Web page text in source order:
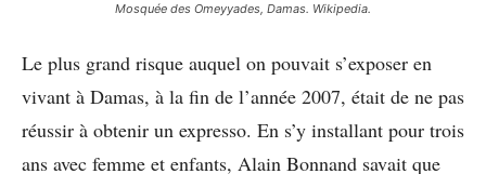
Mosquée des Omeyyades, Damas. Wikipedia.
Le plus grand risque auquel on pouvait s’exposer en
vivant à Damas, à la fin de l’année 2007, était de ne pas
réussir à obtenir un expresso. En s’y installant pour trois
ans avec femme et enfants, Alain Bonnand savait que